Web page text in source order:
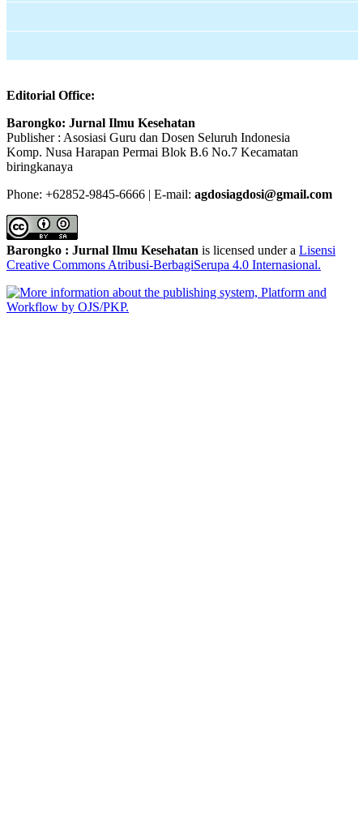
Editorial Office:
Barongko: Jurnal Ilmu Kesehatan
Publisher : Asosiasi Guru dan Dosen Seluruh Indonesia
Komp. Nusa Harapan Permai Blok B.6 No.7 Kecamatan
biringkanaya
Phone: +62852-9845-6666 | E-mail: agdosiagdosi@gmail.com
Barongko : Jurnal Ilmu Kesehatan is licensed under a Lisensi
Creative Commons Atribusi-BerbagiSerupa 4.0 Internasional.